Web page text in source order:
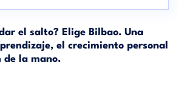
el salto? Elige Bilbao. Una
el crecimiento personal
de la mano.